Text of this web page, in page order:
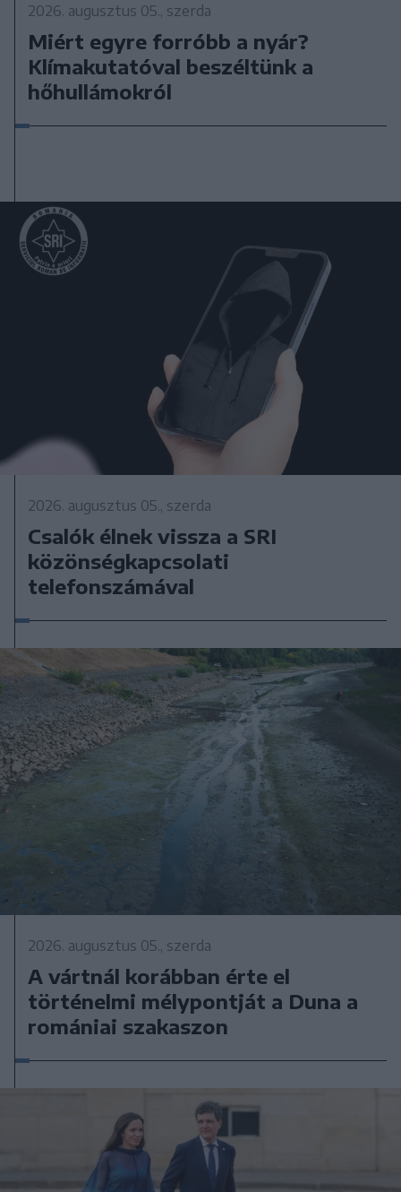
2026. augusztus 05., szerda
Miért egyre forróbb a nyár?
Klímakutatóval beszéltünk a
hőhullámokról
2026. augusztus 05., szerda
Csalók élnek vissza a SRI
közönségkapcsolati
telefonszámával
2026. augusztus 05., szerda
A vártnál korábban érte el
történelmi mélypontját a Duna a
romániai szakaszon